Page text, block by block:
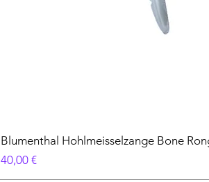
Blumenthal Hohlmeisselzange Bone
Preis
40,00 €